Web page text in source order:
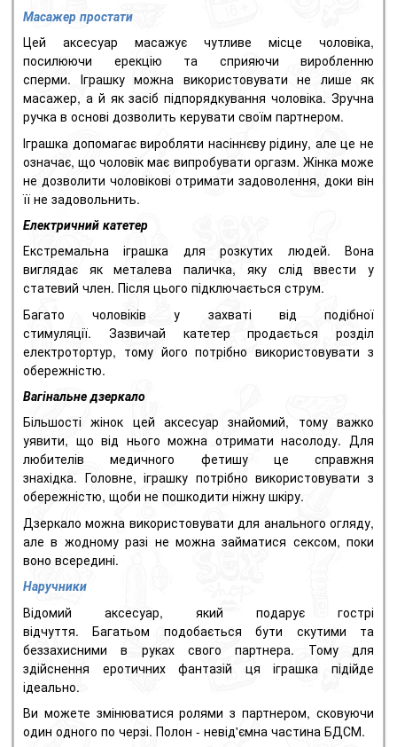
Масажер простати
Цей аксесуар масажує чутливе місце чоловіка,
посилюючи ерекцію та сприяючи виробленню
сперми. Іграшку можна використовувати не лише як
масажер, а й як засіб підпорядкування чоловіка. Зручна
ручка в основі дозволить керувати своїм партнером.
Іграшка допомагає виробляти насіннєву рідину, але це не
означає, що чоловік має випробувати оргазм. Жінка може
не дозволити чоловікові отримати задоволення, доки він
її не задовольнить.
Електричний катетер
Екстремальна іграшка для розкутих людей.
Вона
виглядає як металева паличка, яку слід ввести у
статевий член. Після цього підключається струм.
Багато чоловіків у захваті від подібної
стимуляції.
Зазвичай катетер продається розділ
електротортур, тому його потрібно використовувати з
обережністю.
Вагінальне дзеркало
Більшості жінок цей аксесуар знайомий, тому важко
уявити, що від нього можна отримати насолоду. Для
любителів медичного фетишу це справжня
знахідка. Головне, іграшку потрібно використовувати з
обережністю, щоби не пошкодити ніжну шкіру.
Дзеркало можна використовувати для анального огляду,
але в жодному разі не можна займатися сексом, поки
воно всередині.
Наручники
Відомий аксесуар, який подарує гострі
відчуття.
Багатьом подобається бути скутими та
беззахисними в руках свого партнера.
Тому для
здійснення еротичних фантазій ця іграшка підійде
ідеально.
Ви можете змінюватися ролями з партнером, сковуючи
один одного по черзі. Полон - невід'ємна частина БДСМ.